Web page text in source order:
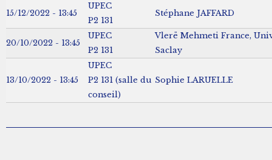
15/12/2022 - 13:45
UPEC
P2 131
Stéphane JAFFARD
20/10/2022 - 13:45
UPEC
P2 131
Vlerë Mehmeti France,
Saclay
13/10/2022 - 13:45
UPEC
P2 131 (salle du
conseil)
Sophie LARUELLE